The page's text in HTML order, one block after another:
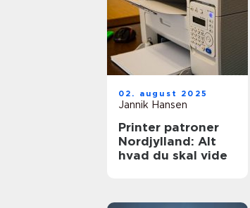
02. august 2025
Jannik Hansen
Printer patroner
Nordjylland: Alt
hvad du skal vide